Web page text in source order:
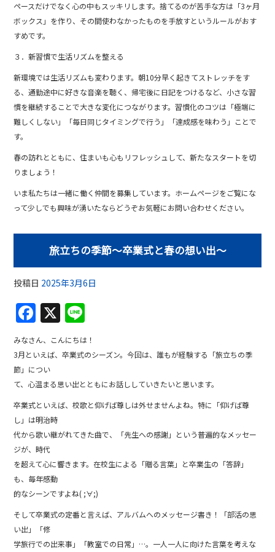
ペースだけでなく心の中もスッキリします。捨てるのが苦手な方は「3ヶ月
ボックス」を作り、その間使わなかったものを手放すというルールがおす
すめです。
３．新習慣で生活リズムを整える
新環境では生活リズムも変わります。朝10分早く起きてストレッチをす
る、通勤途中に好きな音楽を聴く、帰宅後に日記をつけるなど、小さな習
慣を継続することで大きな変化につながります。習慣化のコツは「極端に
難しくしない」「毎日同じタイミングで行う」「達成感を味わう」ことで
す。
春の訪れとともに、住まいも心もリフレッシュして、新たなスタートを切
りましょう！
いま私たちは一緒に働く仲間を募集しています。ホームページをご覧にな
って少しでも興味が湧いたならどうぞお気軽にお問い合わせください。
旅立ちの季節〜卒業式と春の想い出〜
投稿日 2025年3月6日
F
a
c
e
b
o
o
k
X
n
e
みなさん、こんにちは！
3月といえば、卒業式のシーズン。今回は、誰もが経験する「旅立ちの季
節」につい
て、心温まる思い出とともにお話ししていきたいと思います。
卒業式といえば、校歌と仰げば尊しは外せませんよね。特に「仰げば尊
し」は明治時
代から歌い継がれてきた曲で、「先生への感謝」という普遍的なメッセー
ジが、時代
を超えて心に響きます。在校生による「贈る言葉」と卒業生の「答辞」
も、毎年感動
的なシーンですよね( ;∀;)
そして卒業式の定番と言えば、アルバムへのメッセージ書き！「部活の思
い出」「修
学旅行での出来事」「教室での日常」…。一人一人に向けた言葉を考えな